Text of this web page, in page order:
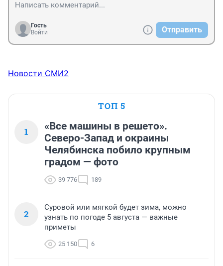
по отделам ТРК в поисках врача. А прививку я так и
Гость
Войти
Отправить
Новости СМИ2
ТОП 5
1
«Все машины в решето».
Северо-Запад и окраины
Челябинска побило крупным
градом — фото
39 776 189
2
Суровой или мягкой будет зима, можно
узнать по погоде 5 августа — важные
приметы
25 150 6